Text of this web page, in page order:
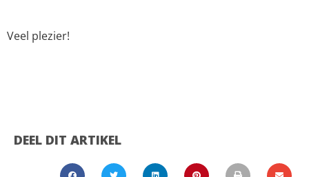
Veel plezier!
DEEL DIT ARTIKEL